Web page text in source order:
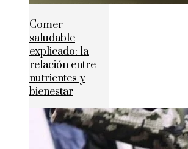
Comer
saludable
explicado: la
relación entre
nutrientes y
bienestar